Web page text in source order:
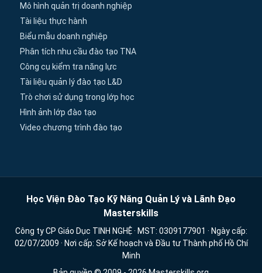
Mô hình quản trị doanh nghiệp
Tài liệu thực hành
Biểu mẫu doanh nghiệp
Phân tích nhu cầu đào tạo TNA
Công cụ kiểm tra năng lực
Tài liệu quản lý đào tạo L&D
Trò chơi sử dụng trong lớp học
Hình ảnh lớp đào tạo
Video chương trình đào tạo
Học Viện Đào Tạo Kỹ Năng Quản Lý và Lãnh Đạo
Masterskills
Công ty CP Giáo Dục TINH NGHỆ · MST: 0309177901 · Ngày cấp:
02/07/2009 · Nơi cấp: Sở Kế hoạch và Đầu tư Thành phố Hồ Chí
Minh